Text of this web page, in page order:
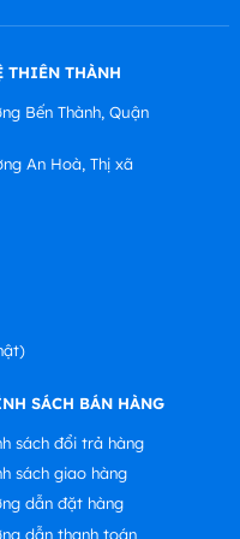
THIÊN THÀNH
Bến Thành, Quận
An Hoà, Thị xã
SÁCH BÁN HÀNG
sách đổi trả hàng
sách giao hàng
dẫn đặt hàng
dẫn thanh toán